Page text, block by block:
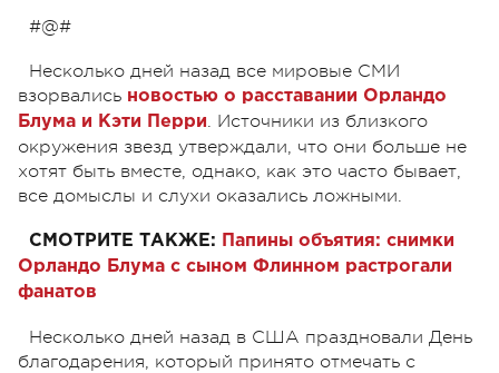
#@#
Несколько дней назад все мировые СМИ
взорвались новостью о расставании Орландо
Блума и Кэти Перри. Источники из близкого
окружения звезд утверждали, что они больше не
хотят быть вместе, однако, как это часто бывает,
все домыслы и слухи оказались ложными.
СМОТРИТЕ ТАКЖЕ:
Папины объятия: снимки
Орландо Блума с сыном Флинном растрогали
фанатов
Несколько дней назад в США праздновали День
благодарения, который принято отмечать с